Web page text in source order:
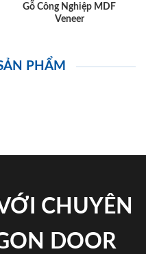
Gỗ Công Nghiệp MDF
Veneer
PHẨM
CHUYÊN
DOOR